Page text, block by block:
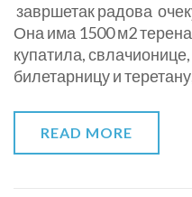
завршетак радова
Она има 1500 м2
купатила,
билетарницу и
READ MORE